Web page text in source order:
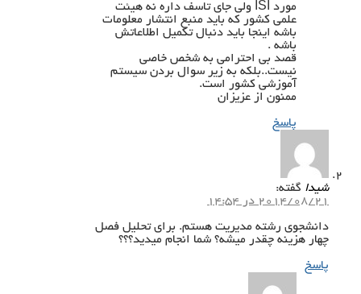
مورد ISI ولی جای تاسف داره نه هیئت
علمی کشور که باید منبع انتشار معلومات
باشه اینجا باید دنبال تکمیل اطلاعاتش
باشه .
قصد بی احترامی به شخص خاصی
نیست..بلکه به زیر سوال بردن سیستم
آموزشی کشور است.
ممنون از عزیزان
پاسخ
شیدا گفته:
2014/08/21 در 14:54
دانشجوی رشته مدیریت هستم. برای تحلیل فصل
چهار هزینه چقدر میشه؟ شما انجام میدید؟؟؟
پاسخ